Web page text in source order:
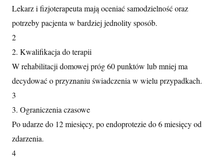
Lekarz i fizjoterapeuta mają oceniać samodzielność oraz
potrzeby pacjenta w bardziej jednolity sposób.
2
2. Kwalifikacja do terapii
W rehabilitacji domowej próg 60 punktów lub mniej ma
decydować o przyznaniu świadczenia w wielu przypadkach.
3
3. Ograniczenia czasowe
Po udarze do 12 miesięcy, po endoprotezie do 6 miesięcy od
zdarzenia.
4